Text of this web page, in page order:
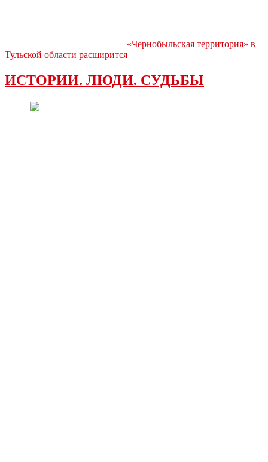
«Чернобыльская территория» в
Тульской области расширится
ИСТОРИИ. ЛЮДИ. СУДЬБЫ